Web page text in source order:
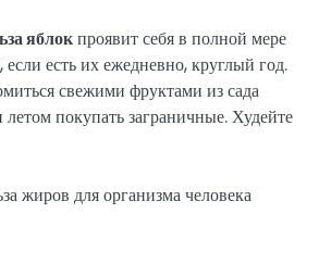
яблокпроявит себя в полной мере
если есть их ежедневно, круглый год.
свежими фруктами из сада
покупать заграничные. Худейте
жиров для организма человека